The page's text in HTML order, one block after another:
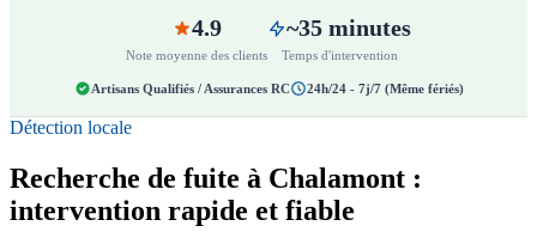
4.9
Note moyenne des clients
~35 minutes
Temps d'intervention
Artisans Qualifiés / Assurances RC 24h/24 - 7j/7 (Même fériés)
Détection locale
Recherche de fuite à Chalamont :
intervention rapide et fiable